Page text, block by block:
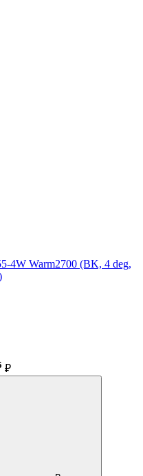
4W Warm2700 (BK, 4 deg,
₽